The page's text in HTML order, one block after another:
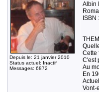
Depuis le: 21 janvier 2010
Status actuel: Inactif
Messages: 6872
Albin
Cette
C'est
Au
En
Vont-